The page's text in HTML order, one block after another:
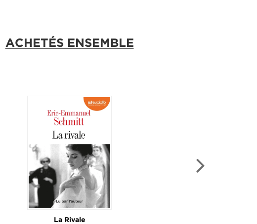
Dona Flor et ses deux maris
ACHETÉS ENSEMBLE
La Rivale